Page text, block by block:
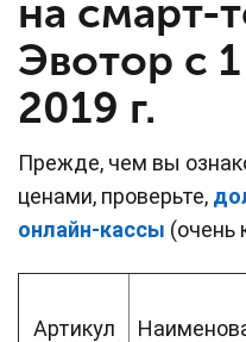
на смарт-
Эвотор с 1
2019 г.
Прежде, чем вы
ценами, проверьте,
онлайн-кассы (очень
Артикул